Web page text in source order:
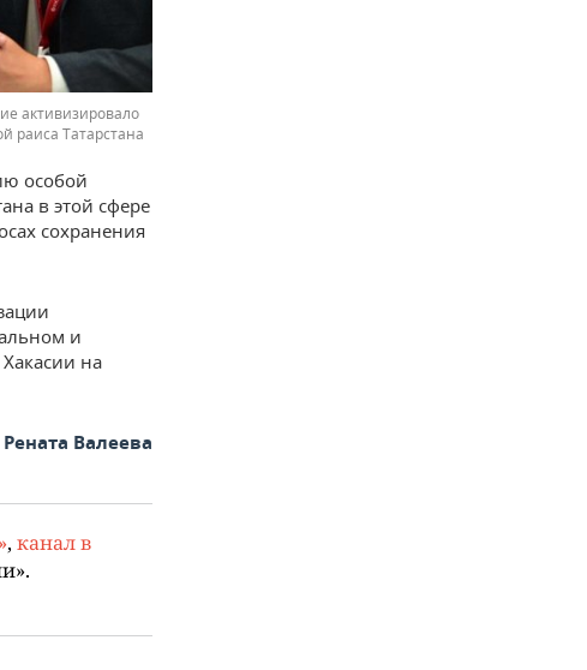
активизировало
раиса Татарстана
особой
в этой сфере
сохранения
и
на
Рената Валеева
, канал в